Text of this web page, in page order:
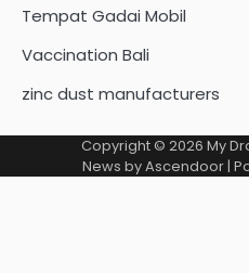
Tempat Gadai Mobil
Vaccination Bali
zinc dust manufacturers
Copyright © 2026 My
News byAscendoor|